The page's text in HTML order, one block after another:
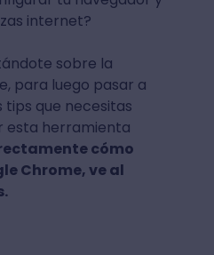
internet?
sobre la
para luego pasar a
que necesitas
esta herramienta
cómo
Chrome, ve al